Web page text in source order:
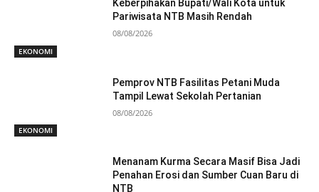
EKONOMI
Keberpihakan Bupati/Wali Kota untuk
Pariwisata NTB Masih Rendah
08/08/2026
EKONOMI
Pemprov NTB Fasilitas Petani Muda
Tampil Lewat Sekolah Pertanian
08/08/2026
Menanam Kurma Secara Masif Bisa Jadi
Penahan Erosi dan Sumber Cuan Baru di
NTB